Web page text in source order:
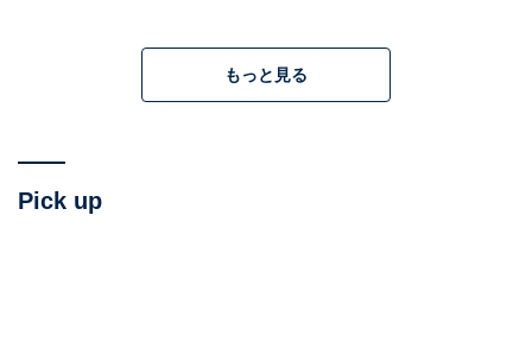
もっと見る
Pick up